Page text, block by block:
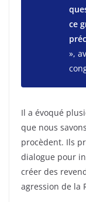
ce
»,
Il a évoqué
que nous
procèdent. Ils
dialogue pour
créer des
agression de la